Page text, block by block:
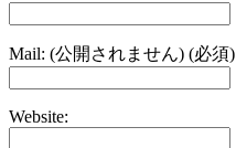
Mail: (公開されません) (必須)
Website: